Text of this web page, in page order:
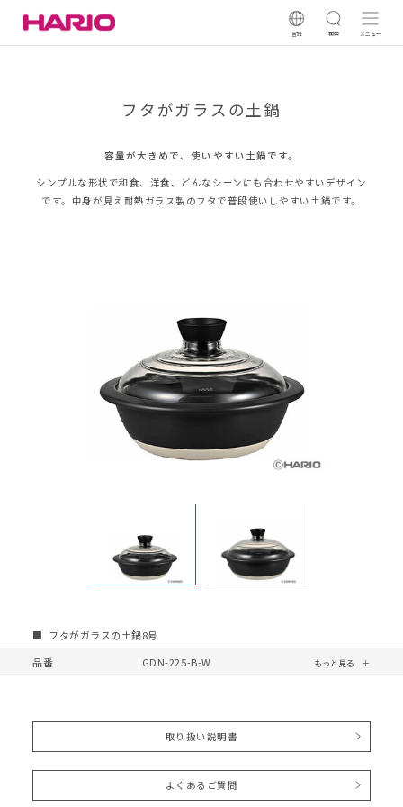
言語 検索 メニュー
フタがガラスの土鍋
容量が大きめで、使いやすい土鍋です。
シンプルな形状で和食、洋食、どんなシーンにも合わせやすいデザイン
です。中身が見え耐熱ガラス製のフタで普段使いしやすい土鍋です。
フタがガラスの土鍋8号
品番
GDN-225-B-W
取り扱い説明書
よくあるご質問